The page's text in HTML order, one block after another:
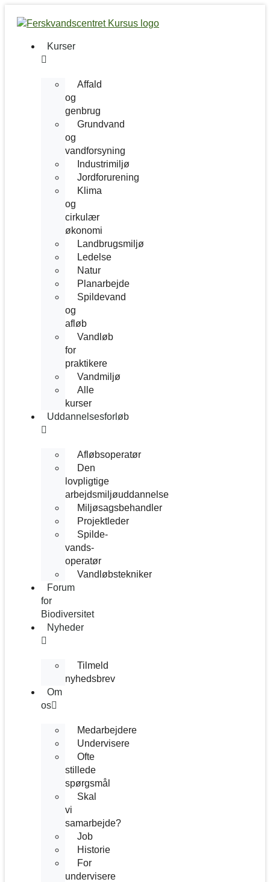
Kurser
Affald
og
genbrug
Grundvand
og
vandforsyning
Industrimiljø
Jordforurening
Klima
og
cirkulær
økonomi
Landbrugsmiljø
Ledelse
Natur
Planarbejde
Spildevand
og
afløb
Vandløb
for
praktikere
Vandmiljø
Alle
kurser
Uddannelsesforløb
Afløbsoperatør
Den
lovpligtige
arbejdsmiljøuddannelse
Miljøsagsbehandler
Projektleder
Spilde­
vands­
operatør
Vandløbstekniker
Forum
for
Biodiversitet
Nyheder
Tilmeld
nyhedsbrev
Om
os
Medarbejdere
Undervisere
Ofte
stillede
spørgsmål
Skal
vi
samarbejde?
Job
Historie
For
undervisere